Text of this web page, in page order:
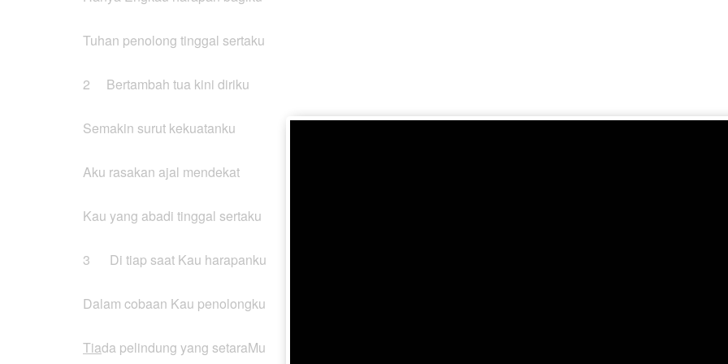
Tuhan penolong tinggal sertaku
2 Bertambah tua kini diriku
Semakin surut kekuatanku
Aku rasakan ajal mendekat
Kau yang abadi tinggal sertaku
3 Di tiap saat Kau harapanku
Dalam cobaan Kau penolongku
Tiada pelindung yang setaraMu